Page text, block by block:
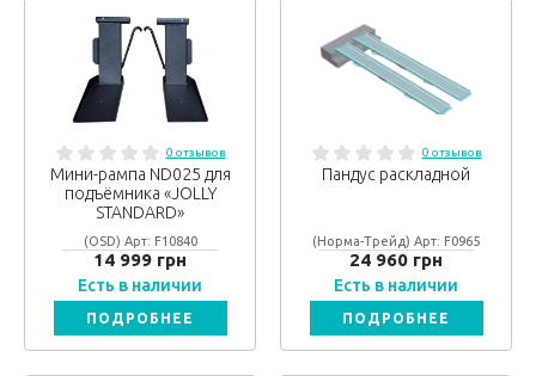
0 отзывов
Мини-рампа ND025 для
подъёмника «JOLLY
STANDARD»
(OSD) Арт: F10840
14 999 грн
Есть в наличии
ПОДРОБНЕЕ
0 отзывов
Пандус раскладной
(Норма-Трейд) Арт: F0965
24 960 грн
Есть в наличии
ПОДРОБНЕЕ